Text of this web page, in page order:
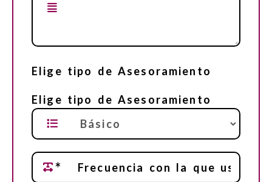
Elige tipo de Asesoramiento
Elige tipo de Asesoramiento